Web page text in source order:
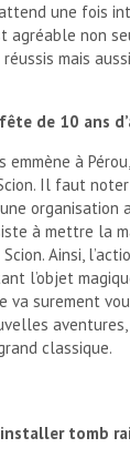
une fois
agréable non
mais
de 10 ans
emmène à
Il faut
organisation
à mettre la
Ainsi,
l’objet
va surement
classique.
tomb